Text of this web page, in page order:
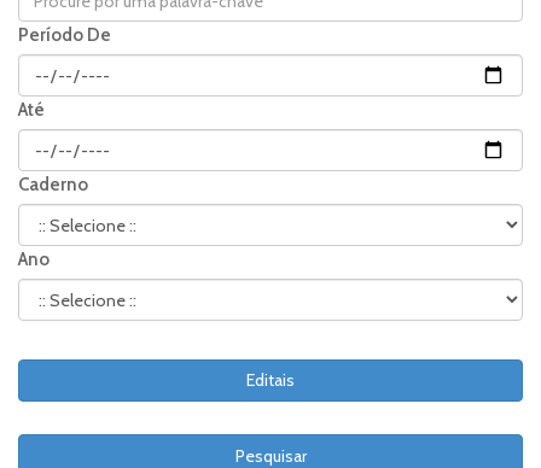
Período De
Até
Caderno
Ano
Editais
Pesquisar